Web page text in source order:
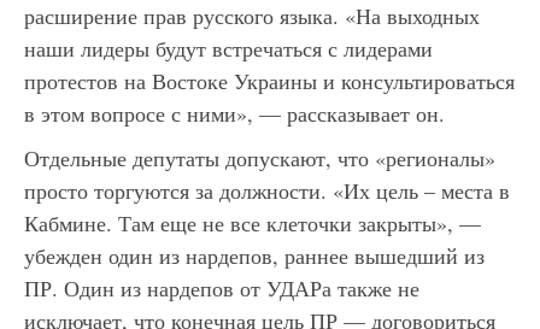
расширение прав русского языка. «На выходных
наши лидеры будут встречаться с лидерами
протестов на Востоке Украины и консультироваться
в этом вопросе с ними», — рассказывает он.
Отдельные депутаты допускают, что «регионалы»
просто торгуются за должности. «Их цель – места в
Кабмине. Там еще не все клеточки закрыты», —
убежден один из нардепов, раннее вышедший из
ПР. Один из нардепов от УДАРа также не
исключает, что конечная цель ПР — договориться